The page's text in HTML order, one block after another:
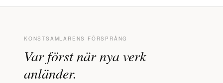
KONSTSAMLARENS FÖRSPRÅNG
Var först när nya verk
anländer.